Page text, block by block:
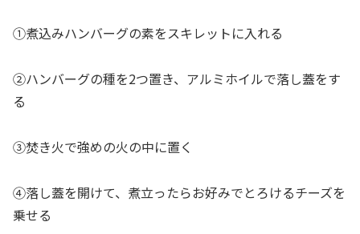
①煮込みハンバーグの素をスキレットに入れる
②ハンバーグの種を2つ置き、アルミホイルで落し蓋をす
る
③焚き火で強めの火の中に置く
④落し蓋を開けて、煮立ったらお好みでとろけるチーズを
乗せる